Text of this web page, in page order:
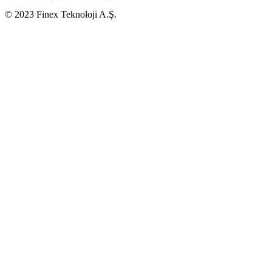
© 2023 Finex Teknoloji A.Ş.